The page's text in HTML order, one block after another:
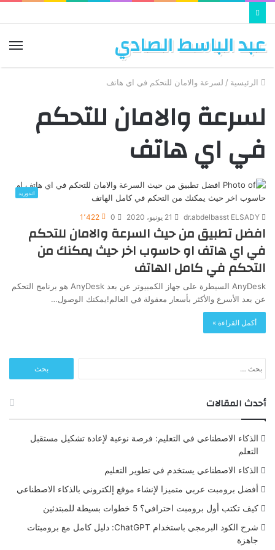
عبد الباسط الصادي
الرئيسية / لسرعة والامان للتحكم في اي هاتف
لسرعة والامان للتحكم
في اي هاتف
اندوريد
21 يونيو، 2020 0 1٬422
افضل تطبيق من حيث السرعة والامان للتحكم
في اي هاتف او حاسوب اخر حيث يمكنك من
التحكم في كامل الهاتف
AnyDesk السيطرة على جهاز الكمبيوتر عن بعد AnyDesk هو برنامج التحكم
عن بعد الأسرع والأكثر بأسعار معقولة في العالم!يمكنك الوصول…
أكمل القراءة »
عن:
أحدث المقالات
الذكاء الاصطناعي في التعليم: فرصة نوعية لإعادة تشكيل مستقبل
التعلم
الذكاء الاصطناعي يستخدم في تطوير التعليم
أفضل برومبت عربي متميزا لإنشاء موقع إلكتروني بالذكاء الاصطناعي
كيف تكتب أول برومبت احترافي؟ 5 خطوات بسيطة للمبتدئين
شرح الكود البرمجي باستخدام ChatGPT: دليل كامل مع برومبتات
جاهزة